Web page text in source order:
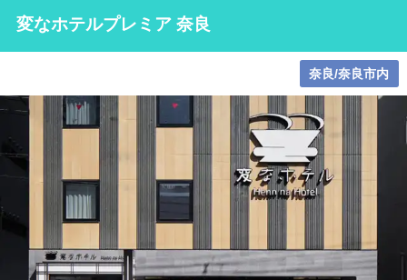
変なホテルプレミア 奈良
奈良/奈良市内